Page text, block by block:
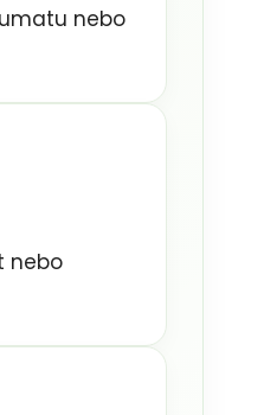
nebo
nebo